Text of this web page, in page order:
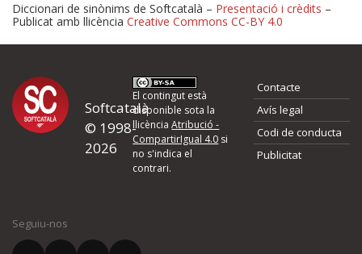
Proposeu-nos millores o
d'errors
Si heu trobat un error o voleu proposar alguna millora, ompliu els
quina és la millora que proposeu o l'error del qual voleu informar-
Diccionari de sinònims de Softcatalà – Presentació i crèdits –
Publicat amb llicència Creative Commons CC-BY 4.0
Softcatalà
© 1998-
2026
El contingut està
disponible sota la
llicènciaAtribució -
CompartirIgual 4.0 si
no s'indica el
contrari.
Contacte
Avís legal
Codi de conducta
Publicitat
Seguiu-nos